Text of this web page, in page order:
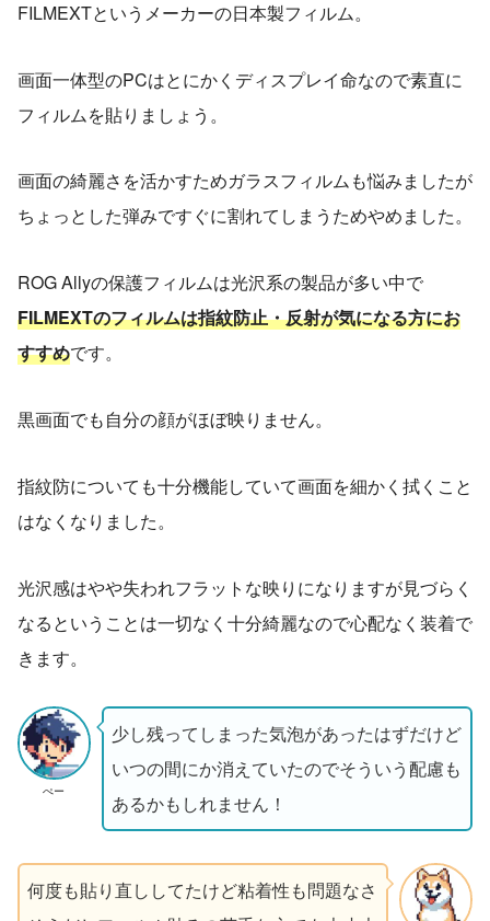
FILMEXTというメーカーの日本製フィルム。
画面一体型のPCはとにかくディスプレイ命なので素直に
フィルムを貼りましょう。
画面の綺麗さを活かすためガラスフィルムも悩みましたが
ちょっとした弾みですぐに割れてしまうためやめました。
ROG Allyの保護フィルムは光沢系の製品が多い中で
FILMEXTのフィルムは指紋防止・反射が気になる方にお
すすめです。
黒画面でも自分の顔がほぼ映りません。
指紋防についても十分機能していて画面を細かく拭くこと
はなくなりました。
光沢感はやや失われフラットな映りになりますが見づらく
なるということは一切なく十分綺麗なので心配なく装着で
きます。
ぺー
少し残ってしまった気泡があったはずだけど
いつの間にか消えていたのでそういう配慮も
あるかもしれません！
何度も貼り直ししてたけど粘着性も問題なさ